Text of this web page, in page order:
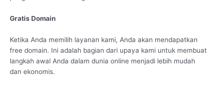
Gratis Domain
Ketika Anda memilih layanan kami, Anda akan mendapatkan
free domain. Ini adalah bagian dari upaya kami untuk membuat
langkah awal Anda dalam dunia online menjadi lebih mudah
dan ekonomis.